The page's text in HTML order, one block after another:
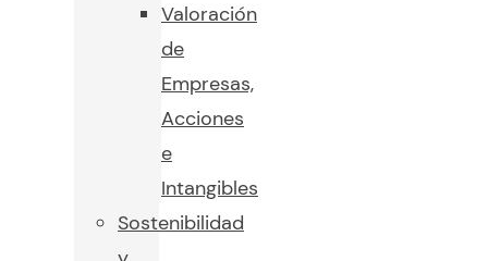
Valoración
de
Empresas,
Acciones
e
Intangibles
Sostenibilidad